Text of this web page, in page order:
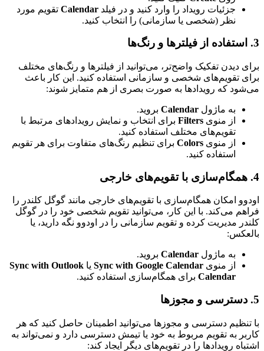
جزئیات رویداد را وارد کنید و در فیلد Calendar تقویم مورد
نظر (شخصی یا سازمانی) را انتخاب کنید.
3. استفاده از فیلترها و رنگ‌ها
برای دیدن تفکیک واضح‌تر، می‌توانید از فیلترها و رنگ‌های مختلف
برای تقویم‌های شخصی و سازمانی استفاده کنید. این کار باعث
می‌شود که رویدادها به صورت بصری از هم متمایز شوند:
به ماژول Calendar بروید.
از منوی Filters برای انتخاب و نمایش رویدادهای مرتبط با
تقویم‌های مختلف استفاده کنید.
از منوی Colors برای تنظیم رنگ‌های متفاوت برای هر تقویم
استفاده کنید.
4. همگام‌سازی با تقویم‌های خارجی
اودوو امکان همگام‌سازی با تقویم‌های خارجی مانند گوگل کلندر را
فراهم می‌کند. با این کار، می‌توانید تقویم شخصی خود را در گوگل
کلندر مدیریت کرده و تقویم سازمانی را در اودوو نگه دارید، یا
بالعکس:
به ماژول Calendar بروید.
از منوی Sync with Google Calendar یا Sync with Outlook
Calendar برای همگام‌سازی استفاده کنید.
5. دسترسی و مجوزها
با تنظیم دسترسی و مجوزها می‌توانید اطمینان حاصل کنید که هر
کاربر به تقویم مربوط به خود یا تیمش دسترسی دارد و نمی‌تواند به
اشتباه رویدادها را در تقویم‌های دیگر ایجاد کند: